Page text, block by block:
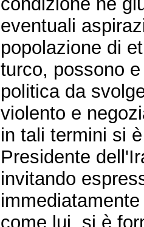
eventuali
popolazione di
turco, possono
politica da
violento e
in tali termini si
Presidente
invitando
come lui, si è